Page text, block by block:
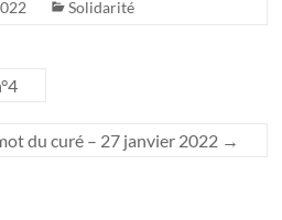
Solidarité
du curé – 27 janvier 2022 →